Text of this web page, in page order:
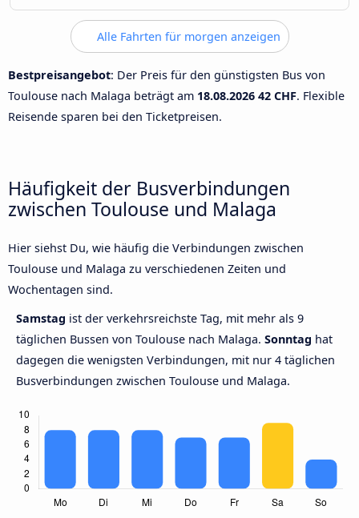
Alle Fahrten für morgen anzeigen
Bestpreisangebot: Der Preis für den günstigsten Bus von
Toulouse nach Malaga beträgt am 18.08.2026 42 CHF. Flexible
Reisende sparen bei den Ticketpreisen.
Häufigkeit der Busverbindungen
zwischen Toulouse und Malaga
Hier siehst Du, wie häufig die Verbindungen zwischen
Toulouse und Malaga zu verschiedenen Zeiten und
Wochentagen sind.
Samstag ist der verkehrsreichste Tag, mit mehr als 9
täglichen Bussen von Toulouse nach Malaga. Sonntag hat
dagegen die wenigsten Verbindungen, mit nur 4 täglichen
Busverbindungen zwischen Toulouse und Malaga.